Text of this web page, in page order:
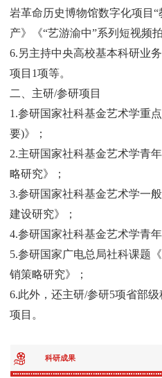
岩革命历史博物馆数字化项目
产》《“艺游渝中”系列短视频
6.另主持中央高校基本科研业
项目1项等。
二、主研/参研项目
1.参研国家社科基金艺术学重
要)》；
2.主研国家社科基金艺术学青
略研究》；
3.参研国家社科基金艺术学一
建设研究》；
4.参研国家社科基金艺术学青
5.参研国家广电总局社科课题
销策略研究》；
6.此外，还主研/参研5项省部
项目。
科研成果